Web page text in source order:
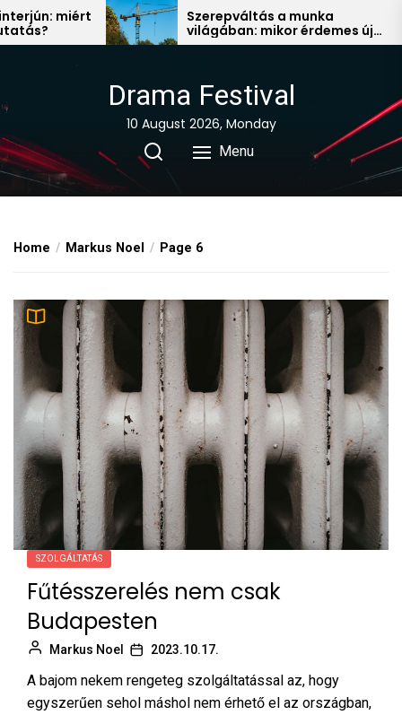
Skip
to
Szerepváltás a munka
világában: mikor érdemes új
állás után nézni?
Drama Festival
10 August 2026, Monday
Menu
Home Markus Noel Page 6
SZOLGÁLTATÁS
Fűtésszerelés nem csak
Budapesten
Markus Noel 2023.10.17.
A bajom nekem rengeteg szolgáltatással az, hogy
egyszerűen sehol máshol nem érhető el az országban,